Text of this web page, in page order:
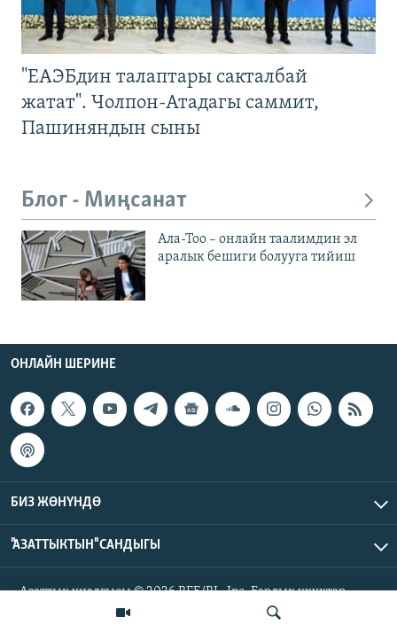
"ЕАЭБдин талаптары сакталбай
жатат". Чолпон-Атадагы саммит,
Пашиняндын сыны
Блог - Миңсанат
Ала-Тоо – онлайн таалимдин эл
аралык бешиги болууга тийиш
ОНЛАЙН ШЕРИНЕ
БИЗ ЖӨНҮНДӨ
"АЗАТТЫКТЫН" САНДЫГЫ
Азаттык үналгысы © 2026 RFE/RL, Inc. Бардык укуктар